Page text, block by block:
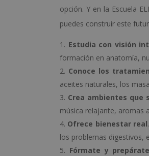
opción. Y en la Escuela
puedes construir este
Estudia con visión
formación en anatomía,
Conoce los
aceites naturales, los
Crea ambientes que
música relajante, aromas
Ofrece bienestar real
los problemas digestivos,
Fórmate y